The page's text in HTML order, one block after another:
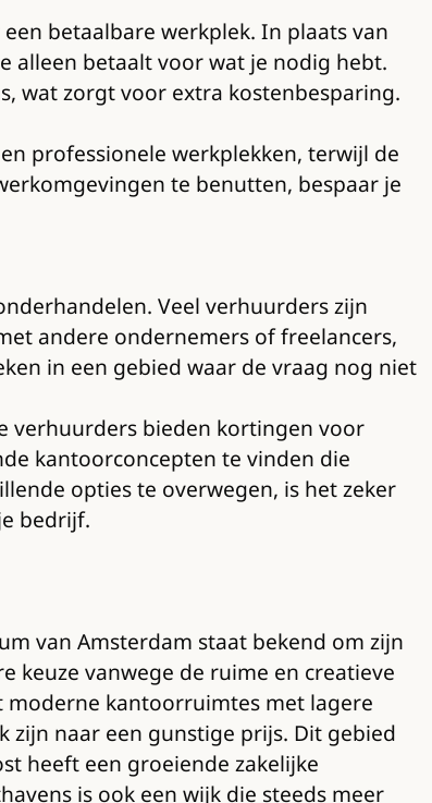
betaalbare werkplek. In plaats van
alleen betaalt voor wat je nodig hebt.
wat zorgt voor extra kostenbesparing.
professionele werkplekken, terwijl de
te benutten, bespaar je
Veel verhuurders zijn
andere ondernemers of freelancers,
in een gebied waar de vraag nog niet
verhuurders bieden kortingen voor
kantoorconcepten te vinden die
opties te overwegen, is het zeker
bedrijf.
van Amsterdam staat bekend om zijn
keuze vanwege de ruime en creatieve
kantoorruimtes met lagere
naar een gunstige prijs. Dit gebied
heeft een groeiende zakelijke
is ook een wijk die steeds meer